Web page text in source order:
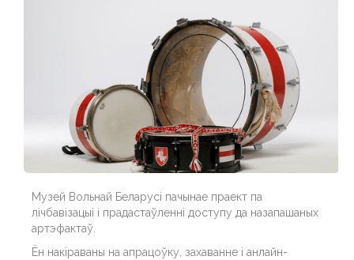
Музей Вольнай Беларусі пачынае праект па
лічбавізацыі і прадастаўленні доступу да назапашаных
артэфактаў.
Ён накіраваны на апрацоўку, захаванне і анлайн-